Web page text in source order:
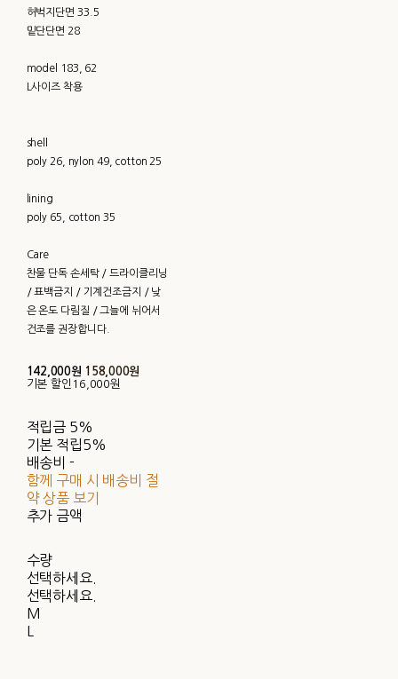
허벅지단면 33.5
밑단단면 28
model 183, 62
L사이즈 착용
shell
poly 26, nylon 49, cotton 25
lining
poly 65, cotton 35
Care
찬물 단독 손세탁 / 드라이클리닝
/ 표백금지 / 기계건조금지 / 낮
은 온도 다림질 / 그늘에 뉘어서
건조를 권장합니다.
142,000원 158,000원
기본 할인 16,000원
적립금 5%
기본 적립5%
배송비 -
함께 구매 시 배송비 절
약 상품 보기
추가 금액
수량
선택하세요.
선택하세요.
M